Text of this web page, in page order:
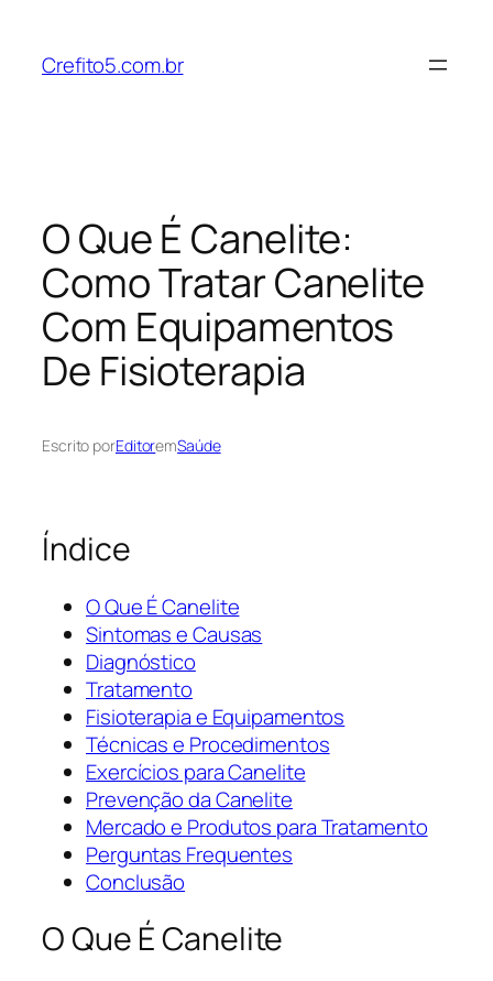
Crefito5.com.br
O Que É Canelite:
Como Tratar Canelite
Com Equipamentos
De Fisioterapia
Escrito porEditoremSaúde
Índice
O Que É Canelite
Sintomas e Causas
Diagnóstico
Tratamento
Fisioterapia e Equipamentos
Técnicas e Procedimentos
Exercícios para Canelite
Prevenção da Canelite
Mercado e Produtos para Tratamento
Perguntas Frequentes
Conclusão
O Que É Canelite